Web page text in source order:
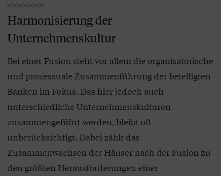
Harmonisierung der
Unternehmenskultur
Bei einer Fusion steht vor allem die organisatorische
und prozessuale Zusammenführung der beteiligten
Banken im Fokus. Das hier jedoch auch
unterschiedliche Unternehmenskulturen
zusammengeführt werden, bleibt oft
unberücksichtigt. Dabei zählt das
Zusammenwachsen der Häuser nach der Fusion zu
den größten Herausforderungen einer